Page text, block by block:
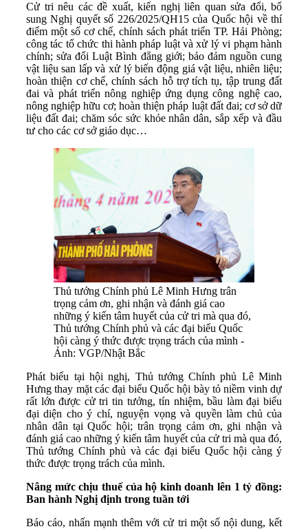
Cử tri nêu các đề xuất, kiến nghị liên quan sửa đổi, bổ
sung Nghị quyết số 226/2025/QH15 của Quốc hội về thí
điểm một số cơ chế, chính sách phát triển TP. Hải Phòng;
công tác tổ chức thi hành pháp luật và xử lý vi phạm hành
chính; sửa đổi Luật Bình đẳng giới; bảo đảm nguồn cung
vật liệu san lấp và xử lý biến động giá vật liệu, nhiên liệu;
hoàn thiện cơ chế, chính sách hỗ trợ tích tụ, tập trung đất
đai và phát triển nông nghiệp ứng dụng công nghệ cao,
nông nghiệp hữu cơ; hoàn thiện pháp luật đất đai; cơ sở dữ
liệu đất đai; chăm sóc sức khỏe nhân dân, sắp xếp và đầu
tư cho các cơ sở giáo dục…
Thủ tướng Chính phủ Lê Minh Hưng trân
trọng cảm ơn, ghi nhận và đánh giá cao
những ý kiến tâm huyết của cử tri mà qua đó,
Thủ tướng Chính phủ và các đại biểu Quốc
hội càng ý thức được trọng trách của mình -
Ảnh: VGP/Nhật Bắc
Phát biểu tại hội nghị, Thủ tướng Chính phủ Lê Minh
Hưng thay mặt các đại biểu Quốc hội bày tỏ niềm vinh dự
rất lớn được cử tri tin tưởng, tín nhiệm, bầu làm đại biểu
đại diện cho ý chí, nguyện vọng và quyền làm chủ của
nhân dân tại Quốc hội; trân trọng cảm ơn, ghi nhận và
đánh giá cao những ý kiến tâm huyết của cử tri mà qua đó,
Thủ tướng Chính phủ và các đại biểu Quốc hội càng ý
thức được trọng trách của mình.
Nâng mức chịu thuế của hộ kinh doanh lên 1 tỷ đồng:
Ban hành Nghị định trong tuần tới
Báo cáo, nhấn mạnh thêm với cử tri một số nội dung, kết